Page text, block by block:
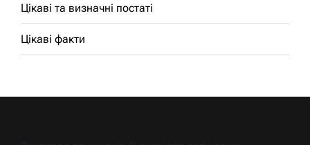
Цікаві та визначні постаті
Цікаві факти